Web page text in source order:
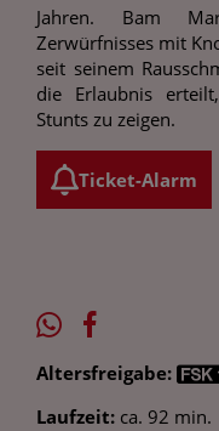
Jahren. Bam
Zerwürfnisses mit
seit seinem
die Erlaubnis
Stunts zu zeigen.
Ticket-Alarm
Altersfreigabe:
Laufzeit: ca. 92 min.